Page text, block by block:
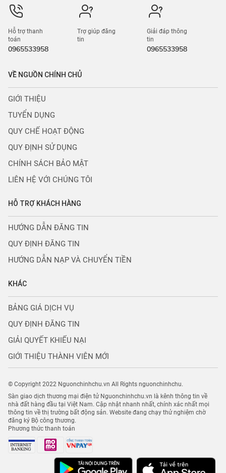
Hỗ trợ thanh
toán
0965533958
Trợ giúp đăng
tin
Giải đáp thông
tin
0965533958
VỀ NGUỒN CHÍNH CHỦ
GIỚI THIỆU
TUYỂN DỤNG
QUY CHẾ HOẠT ĐỘNG
QUY ĐỊNH SỬ DỤNG
CHÍNH SÁCH BẢO MẬT
LIÊN HỆ VỚI CHÚNG TÔI
HỖ TRỢ KHÁCH HÀNG
HƯỚNG DẪN ĐĂNG TIN
QUY ĐỊNH ĐĂNG TIN
HƯỚNG DẪN NẠP VÀ CHUYỂN TIỀN
KHÁC
BẢNG GIÁ DỊCH VỤ
QUY ĐỊNH ĐĂNG TIN
GIẢI QUYẾT KHIẾU NẠI
GIỚI THIỆU THÀNH VIÊN MỚI
© Copyright 2022 Nguonchinhchu.vn All Rights nguonchinhchu.
Sàn giao dịch thương mại điện tử Nguonchinhchu.vn là kênh thông tin về
nhà đất hàng đầu tại Việt Nam. Cập nhật nhanh nhất, chính xác nhất mọi
thông tin về thị trường bất động sản. Website đang chạy thử nghiệm chờ
đăng ký Bộ công thương.
Phương thức thanh toán